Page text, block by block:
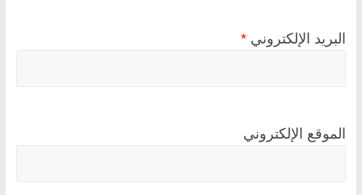
البريد الإلكتروني *
الموقع الإلكتروني